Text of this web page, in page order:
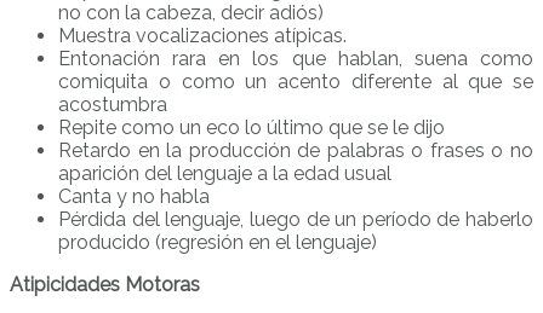
no con la cabeza, decir adiós)
Muestra vocalizaciones atípicas.
Entonación rara en los que hablan, suena como
comiquita o como un acento diferente al que se
acostumbra
Repite como un eco lo último que se le dijo
Retardo en la producción de palabras o frases o no
aparición del lenguaje a la edad usual
Canta y no habla
Pérdida del lenguaje, luego de un período de haberlo
producido (regresión en el lenguaje)
Atipicidades Motoras